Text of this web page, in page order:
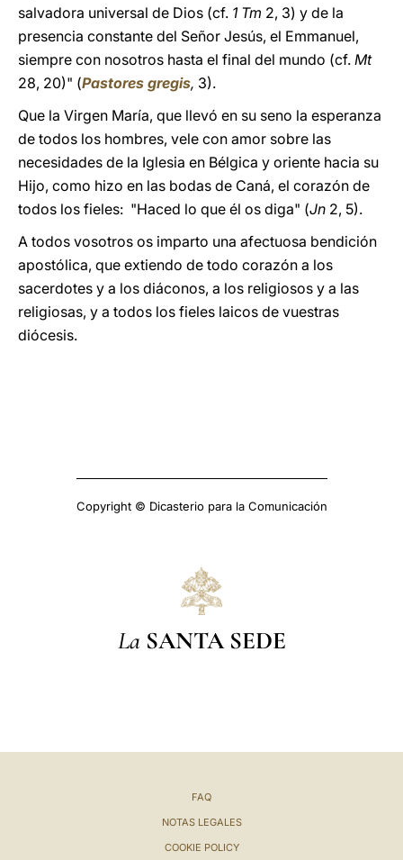
salvadora universal de Dios (cf. 1 Tm 2, 3) y de la
presencia constante del Señor Jesús, el Emmanuel,
siempre con nosotros hasta el final del mundo (cf. Mt
28, 20)" (Pastores gregis, 3).
Que la Virgen María, que llevó en su seno la esperanza
de todos los hombres, vele con amor sobre las
necesidades de la Iglesia en Bélgica y oriente hacia su
Hijo, como hizo en las bodas de Caná, el corazón de
todos los fieles: "Haced lo que él os diga" (Jn 2, 5).
A todos vosotros os imparto una afectuosa bendición
apostólica, que extiendo de todo corazón a los
sacerdotes y a los diáconos, a los religiosos y a las
religiosas, y a todos los fieles laicos de vuestras
diócesis.
Copyright © Dicasterio para la Comunicación
La SANTA SEDE
FAQ
NOTAS LEGALES
COOKIE POLICY